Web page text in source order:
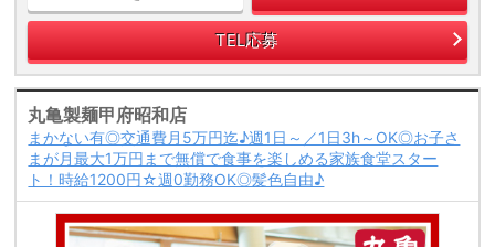
TEL応募
丸亀製麺甲府昭和店
まかない有◎交通費月5万円迄♪週1日～／1日3h～OK◎お子さ
まが月最大1万円まで無償で食事を楽しめる家族食堂スター
ト！時給1200円☆週0勤務OK◎髪色自由♪